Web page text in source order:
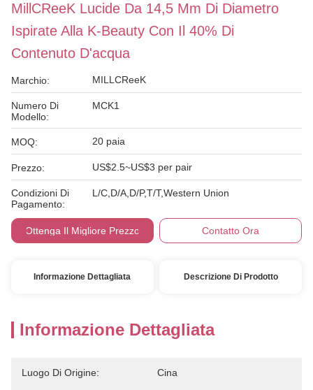
MillCReeK Lucide Da 14,5 Mm Di Diametro
Ispirate Alla K-Beauty Con Il 40% Di
Contenuto D'acqua
Marchio: MILLCReeK
Numero Di
Modello:
MCK1
MOQ: 20 paia
Prezzo: US$2.5~US$3 per pair
Condizioni Di
Pagamento:
L/C,D/A,D/P,T/T,Western Union
Ottenga Il Migliore Prezzo Contatto Ora
Informazione Dettagliata Descrizione Di Prodotto
Informazione Dettagliata
Luogo Di Origine: Cina